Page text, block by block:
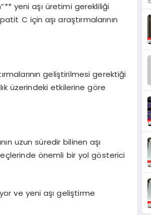
yeni aşı üretimi gerekliliği
C için aşı araştırmalarının
geliştirilmesi gerektiği
üzerindeki etkilerine göre
uzun süredir bilinen aşı
önemli bir yol gösterici
ve yeni aşı geliştirme